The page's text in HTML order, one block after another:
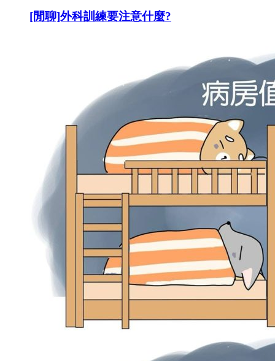
[閒聊]外科訓練要注意什麼?